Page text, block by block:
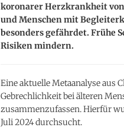
koronarer Herzkrankheit
und Menschen mit
besonders gefährdet. Frühe
Risiken mindern.
Eine aktuelle Metaanalyse aus
Gebrechlichkeit bei älteren
zusammenzufassen. Hierfür
Juli 2024 durchsucht.